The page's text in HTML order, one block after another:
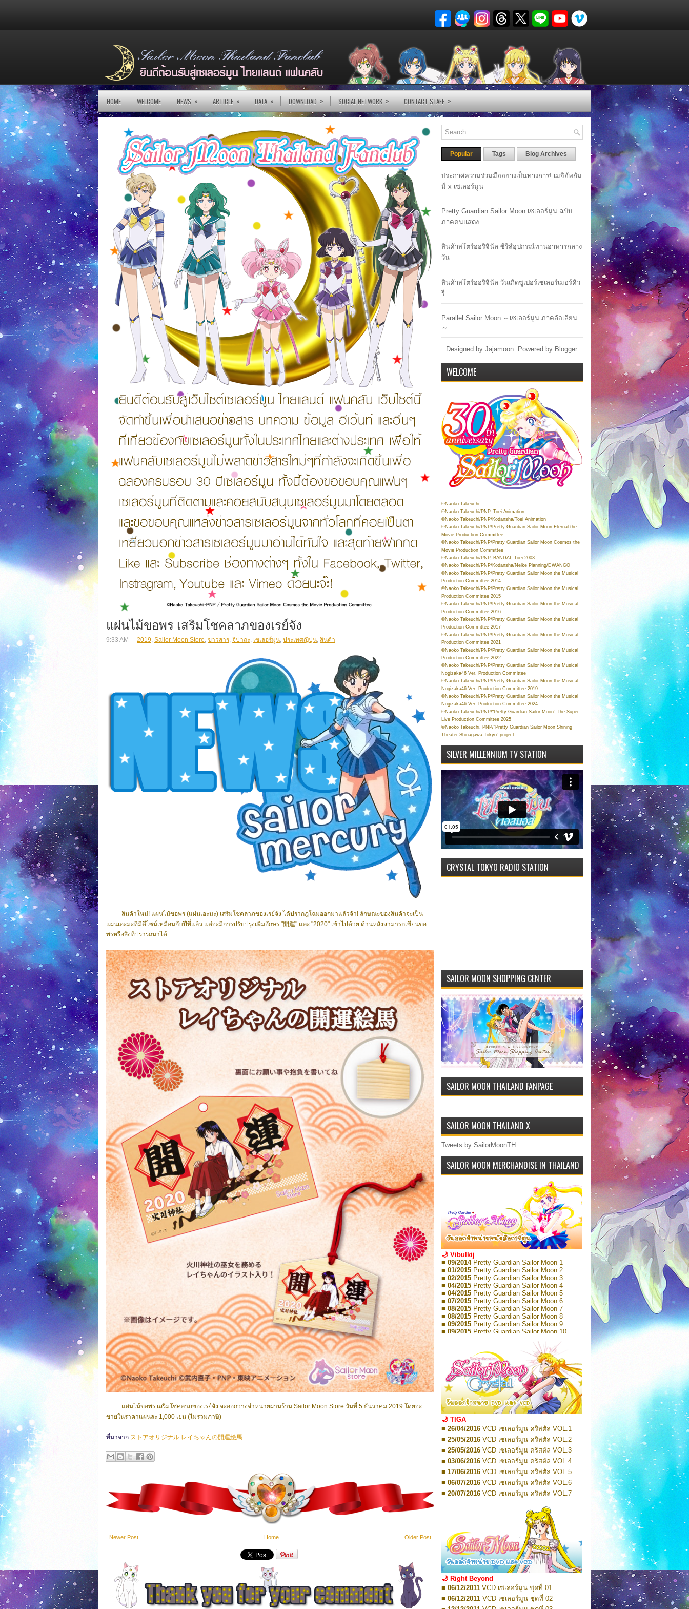
HOME WELCOME NEWS » ARTICLE » DATA » DOWNLOAD » SOCIAL NETWORK » CONTACT STAFF »
แผ่นไม้ขอพร เสริมโชคลาภของเรย์จัง
9:33 AM 2019, Sailor Moon Store, ข่าวสาร, จิปาถะ, เซเลอร์มูน, ประเทศญี่ปุ่น, สินค้า
สินค้าใหม่! แผ่นไม้ขอพร (แผ่นเอะมะ) เสริมโชคลาภของเรย์จัง ได้ปรากฎโฉมออกมาแล้วจ้า! ลักษณะของสินค้าจะเป็น
แผ่นเอะมะที่มีดีไซน์เหมือนกับปีที่แล้ว แต่จะมีการปรับปรุงเพิ่มอักษร "開運" และ "2020" เข้าไปด้วย ด้านหลังสามารถเขียนขอ
พรหรื่อสิ่งที่ปรารถนาได้
แผ่นไม้ขอพร เสริมโชคลาภของเรย์จัง จะออกวางจำหน่ายผ่านร้าน Sailor Moon Store วันที่ 5 ธันวาคม 2019 โดยจะ
ขายในราคาแผ่นละ 1,000 เยน (ไม่รวมภาษี)
ที่มาจาก ストアオリジナル レイちゃんの開運絵馬
Newer Post Older Post
Home
Popular Tags Blog Archives
ประกาศความร่วมมืออย่างเป็นทางการ! เมจิอัพกัม
มี่ x เซเลอร์มูน
Pretty Guardian Sailor Moon เซเลอร์มูน ฉบับ
ภาคคนแสดง
สินค้าสโตร์ออริจินัล ซีรีส์อุปกรณ์ทานอาหารกลาง
วัน
สินค้าสโตร์ออริจินัล วันเกิดซูเปอร์เซเลอร์เมอร์คิว
รี่
Parallel Sailor Moon ～เซเลอร์มูน ภาคล้อเลียน
～
Designed by Jajamoon. Powered by Blogger.
WELCOME
©Naoko Takeuchi
©Naoko Takeuchi/PNP, Toei Animation
©Naoko Takeuchi/PNP/Kodansha/Toei Animation
©Naoko Takeuchi/PNP/Pretty Guardian Sailor Moon Eternal the
Movie Production Committee
©Naoko Takeuchi/PNP/Pretty Guardian Sailor Moon Cosmos the
Movie Production Committee
©Naoko Takeuchi/PNP, BANDAI, Toei 2003
©Naoko Takeuchi/PNP/Kodansha/Nelke Planning/DWANGO
©Naoko Takeuchi/PNP/Pretty Guardian Sailor Moon the Musical
Production Committee 2014
©Naoko Takeuchi/PNP/Pretty Guardian Sailor Moon the Musical
Production Committee 2015
©Naoko Takeuchi/PNP/Pretty Guardian Sailor Moon the Musical
Production Committee 2016
©Naoko Takeuchi/PNP/Pretty Guardian Sailor Moon the Musical
Production Committee 2017
©Naoko Takeuchi/PNP/Pretty Guardian Sailor Moon the Musical
Production Committee 2021
©Naoko Takeuchi/PNP/Pretty Guardian Sailor Moon the Musical
Production Committee 2022
©Naoko Takeuchi/PNP/Pretty Guardian Sailor Moon the Musical
Nogizaka46 Ver. Production Committee
©Naoko Takeuchi/PNP/Pretty Guardian Sailor Moon the Musical
Nogizaka46 Ver. Production Committee 2019
©Naoko Takeuchi/PNP/Pretty Guardian Sailor Moon the Musical
Nogizaka46 Ver. Production Committee 2024
©Naoko Takeuchi/PNP/“Pretty Guardian Sailor Moon” The Super
Live Production Committee 2025
©Naoko Takeuchi, PNP/“Pretty Guardian Sailor Moon Shining
Theater Shinagawa Tokyo” project
SILVER MILLENNIUM TV STATION
CRYSTAL TOKYO RADIO STATION
SAILOR MOON SHOPPING CENTER
SAILOR MOON THAILAND FANPAGE
SAILOR MOON THAILAND X
Tweets by SailorMoonTH
SAILOR MOON MERCHANDISE IN THAILAND
🌙 Vibulkij
■ 09/2014 Pretty Guardian Sailor Moon 1
■ 01/2015 Pretty Guardian Sailor Moon 2
■ 02/2015 Pretty Guardian Sailor Moon 3
■ 04/2015 Pretty Guardian Sailor Moon 4
■ 04/2015 Pretty Guardian Sailor Moon 5
■ 07/2015 Pretty Guardian Sailor Moon 6
■ 08/2015 Pretty Guardian Sailor Moon 7
■ 08/2015 Pretty Guardian Sailor Moon 8
■ 09/2015 Pretty Guardian Sailor Moon 9
■ 09/2015 Pretty Guardian Sailor Moon 10
Pretty Guardian Sailor Moon 11
Pretty Guardian Sailor Moon 12
Pretty Guardian Sailor Moon Short
Stories 1
■ 09/2018Pretty Guardian Sailor Moon Short
Stories 2
■ 01/2022Pretty Guardian Sailor Moon Eternal
Edition 1
■ 01/2022Pretty Guardian Sailor Moon Eternal
Edition 2
■ 03/2022Pretty Guardian Sailor Moon Eternal
Edition 3
■ 03/2022Pretty Guardian Sailor Moon Eternal
Edition 4
■ 07/2022Pretty Guardian Sailor Moon Eternal
Edition 5
■ 07/2022Pretty Guardian Sailor Moon Eternal
Edition 6
Pretty Guardian Sailor Moon Eternal
Edition 7
■ 01/2023Pretty Guardian Sailor Moon Eternal
Pretty Guardian Sailor Moon Eternal
Pretty Guardian Sailor Moon Eternal
Edition 10
■ TBA 2026Code Name: Sailor V 1
■ TBA 2026Code Name: Sailor V 2
🌙 TIGA
■ 26/04/2016 VCD เซเลอร์มูน คริสตัล VOL.1
■ 25/05/2016 VCD เซเลอร์มูน คริสตัล VOL.2
■ 25/05/2016 VCD เซเลอร์มูน คริสตัล VOL.3
■ 03/06/2016 VCD เซเลอร์มูน คริสตัล VOL.4
■ 17/06/2016 VCD เซเลอร์มูน คริสตัล VOL.5
■ 06/07/2016 VCD เซเลอร์มูน คริสตัล VOL.6
■ 20/07/2016 VCD เซเลอร์มูน คริสตัล VOL.7
VCD เซเลอร์มูน คริสตัล VOL.9
VCD เซเลอร์มูน คริสตัล VOL.10
■ 10/08/2016
VCD เซเลอร์มูน คริสตัล VOL.11
■ 10/08/2016VCD เซเลอร์มูน คริสตัล VOL.12
■ 17/08/2016VCD เซเลอร์มูน คริสตัล VOL.13
■ 26/05/2016 DVD เซเลอร์มูน คริสตัล VOL.1
■ 08/07/2016DVD เซเลอร์มูน คริสตัล VOL.2
■ 19/08/2016 DVD เซเลอร์มูน คริสตัล VOL.3
■ 08/09/2016 DVD เซเลอร์มูน คริสตัล VOL.4
🌙 Right Beyond
■ 06/12/2011 VCD เซเลอร์มูน ชุดที่ 01
■ 06/12/2011 VCD เซเลอร์มูน ชุดที่ 02